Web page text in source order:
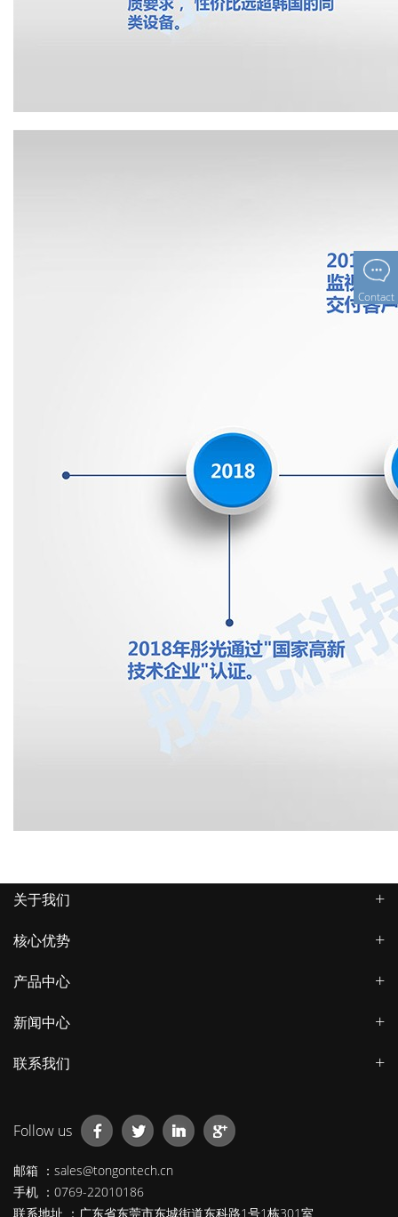
Contact
关于我们
核心优势
产品中心
新闻中心
联系我们
Follow us
邮箱 ：sales@tongontech.cn
手机 ：0769-22010186
联系地址 ：广东省东莞市东城街道东科路1号1栋301室